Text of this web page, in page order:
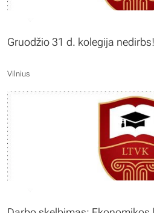
Gruodžio 31 d. kolegija nedirbs!
Vilnius